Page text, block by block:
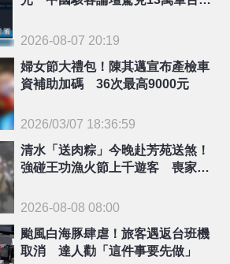
2026-08-07 20:19
婦女節大禮包！陳其邁宣布產檢車
資補助加碼 36次最高9000元
2026/03/07 18:36:59
清水「送肉粽」今晚赴芳苑送煞！
強碰王功漁火節上千遊客 喪家回
2026-08-08 08:00
颱風白海豚肆虐！旅客遇返台班機
取消 達人勸「這件事要先做」